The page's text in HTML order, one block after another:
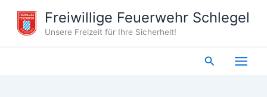
Inhalt
springen
Freiwillige Feuerwehr Schlegel
Unsere Freizeit für Ihre Sicherheit!
Suchen